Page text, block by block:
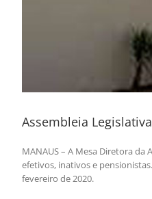
Assembleia
MANAUS – A Mesa Diretora
efetivos, inativos e
fevereiro de 2020.